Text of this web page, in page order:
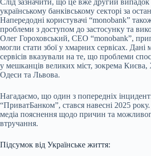
українському банківському секторі за
Напередодні користувачі “monobank”
проблеми з доступом до застосунку та
Олег Гороховський, CEO “monobank”,
могли стати збої у хмарних сервісах. Дані
сервісів вказували на те, що проблеми
у мешканців великих міст, зокрема Києва,
Одеси та Львова.
Нагадаємо, що один з попередніх
“ПриватБанком”, стався навесні 2025
медіа пояснення щодо причин та
втручання.
Підсумок від Українське життя: